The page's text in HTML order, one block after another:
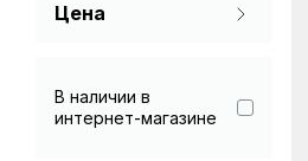
Серый
Цена
В наличии в
интернет-магазине